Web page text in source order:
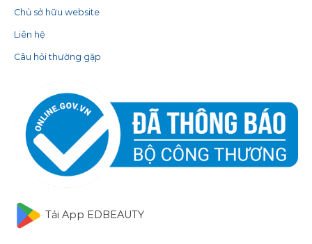
Chủ sở hữu website
Liên hệ
Câu hỏi thường gặp
Tải App EDBEAUTY